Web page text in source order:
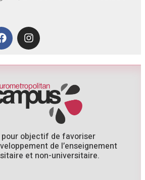
objectif de favoriser
de l’enseignement
et non-universitaire.